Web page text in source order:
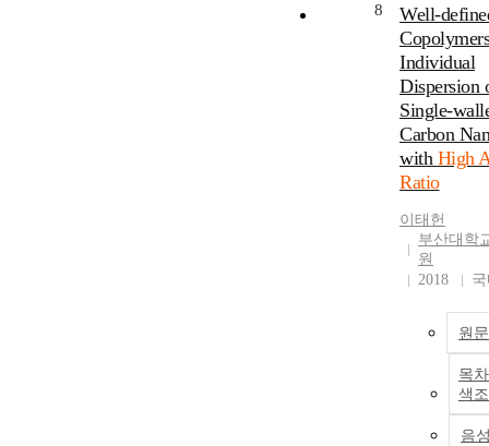
8
Well-
Individual
Dispersion
Single-
Carbon
with High
Ratio
이태헌
부산대학
원
2018
원
목
색
음